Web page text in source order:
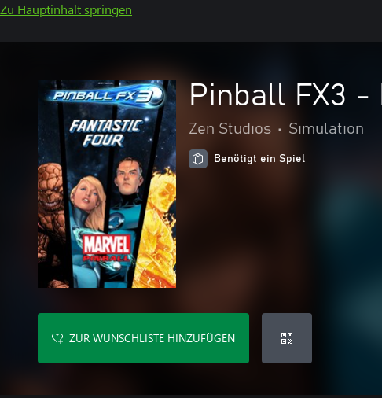
Zu Hauptinhalt springen
Pinball FX3 -
Zen Studios • Simulation
Benötigt ein Spiel
ZUR WUNSCHLISTE HINZUFÜGEN